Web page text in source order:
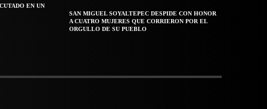
EN UN
SAN MIGUEL SOYALTEPEC DESPIDE CON HONOR
A CUATRO MUJERES QUE CORRIERON POR EL
ORGULLO DE SU PUEBLO